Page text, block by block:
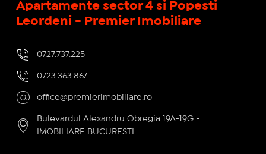
Apartamente sector 4 si Popesti
Leordeni - Premier Imobiliare
0727.737.225
0723.363.867
office@premierimobiliare.ro
Bulevardul Alexandru Obregia 19A-19G -
IMOBILIARE BUCURESTI